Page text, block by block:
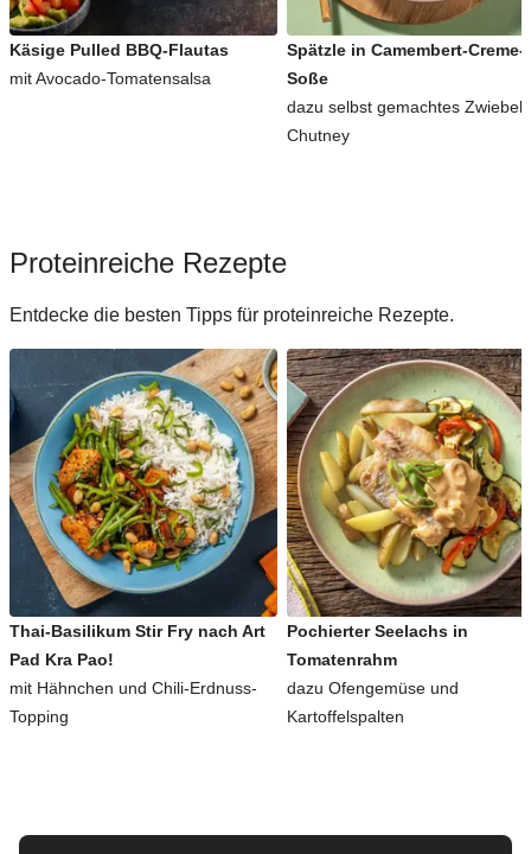
Käsige Pulled BBQ-Flautas
mit Avocado-Tomatensalsa
Spätzle in Camembert-Creme-
Soße
dazu selbst gemachtes Zwiebel-
Chutney
Proteinreiche Rezepte
Entdecke die besten Tipps für proteinreiche Rezepte.
Thai-Basilikum Stir Fry nach Art
Pad Kra Pao!
mit Hähnchen und Chili-Erdnuss-
Topping
Pochierter Seelachs in
Tomatenrahm
dazu Ofengemüse und
Kartoffelspalten